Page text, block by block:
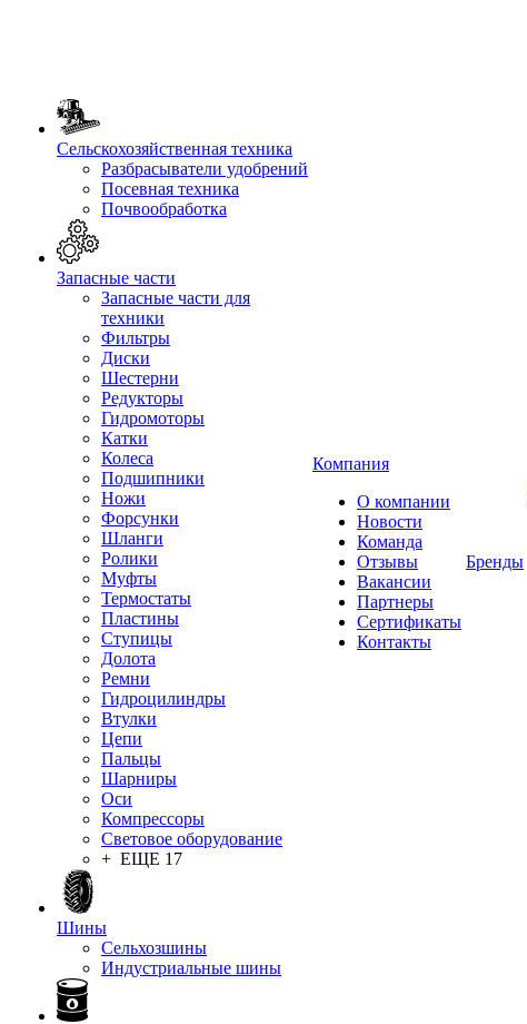
Сельскохозяйственная техника
Разбрасыватели удобрений
Посевная техника
Почвообработка
Запасные части
Запасные части для
техники
Фильтры
Диски
Шестерни
Редукторы
Гидромоторы
Катки
Колеса
Подшипники
Ножи
Форсунки
Шланги
Ролики
Муфты
Термостаты
Пластины
Ступицы
Долота
Ремни
Гидроцилиндры
Втулки
Цепи
Пальцы
Шарниры
Оси
Компрессоры
Световое оборудование
+ ЕЩЕ 17
Шины
Сельхозшины
Индустриальные шины
Компания
О компании
Новости
Команда
Отзывы
Вакансии
Партнеры
Сертификаты
Контакты
Бренды